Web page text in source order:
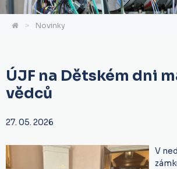
Novinky
ÚJF na Dětském dni
vědců
27. 05. 2026
V